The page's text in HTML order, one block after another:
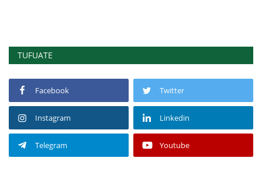
TUFUATE
Facebook Twitter
Instagram Linkedin
Telegram Youtube